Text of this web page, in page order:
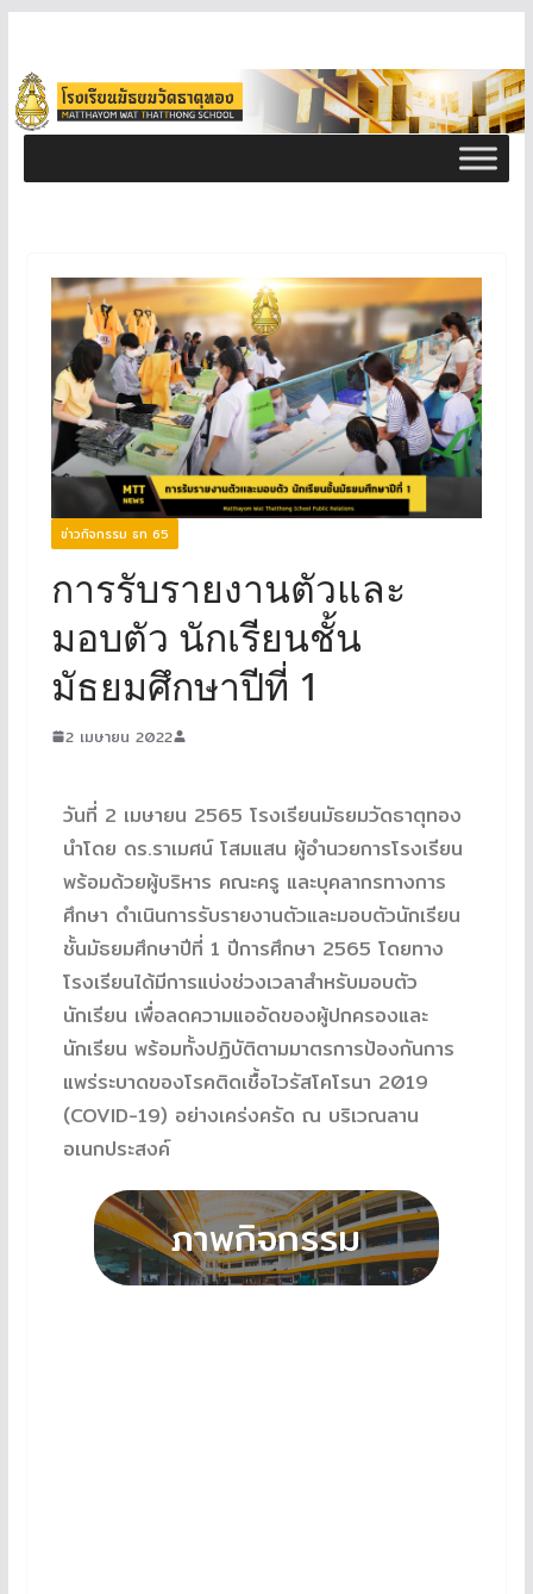
ข่าวกิจกรรม ธท 65
การรับรายงานตัวและ
มอบตัว นักเรียนชั้น
มัธยมศึกษาปีที่ 1
2 เมษายน 2022
วันที่ 2 เมษายน 2565 โรงเรียนมัธยมวัดธาตุทอง
นำโดย ดร.ราเมศน์ โสมแสน ผู้อำนวยการโรงเรียน
พร้อมด้วยผู้บริหาร คณะครู และบุคลากรทางการ
ศึกษา ดำเนินการรับรายงานตัวและมอบตัวนักเรียน
ชั้นมัธยมศึกษาปีที่ 1 ปีการศึกษา 2565 โดยทาง
โรงเรียนได้มีการแบ่งช่วงเวลาสำหรับมอบตัว
นักเรียน เพื่อลดความแออัดของผู้ปกครองและ
นักเรียน พร้อมทั้งปฏิบัติตามมาตรการป้องกันการ
แพร่ระบาดของโรคติดเชื้อไวรัสโคโรนา 2019
(COVID-19) อย่างเคร่งครัด ณ บริเวณลาน
อเนกประสงค์